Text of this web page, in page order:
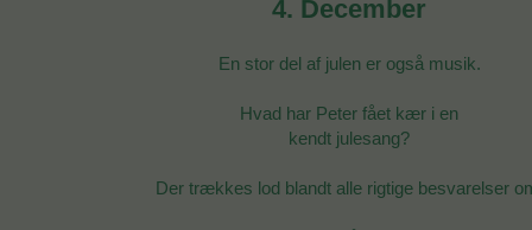
4. December
En stor del af julen er også musik.
Hvad har Peter fået kær i en
kendt julesang?
Der trækkes lod blandt alle rigtige besvarelser